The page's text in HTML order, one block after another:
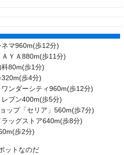
ネマ960m(歩12分)
ＡＹＡ880m(歩11分)
科80m(歩1分)
320m(歩4分)
ワンダーシティ960m(歩12分)
レブン400m(歩5分)
ップ「セリア」560m(歩7分)
ラッグストア640m(歩8分)
歩2分)
ットなのだ